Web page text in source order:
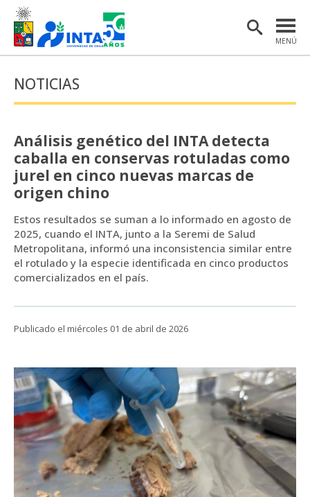
MENÚ
INSTITUTO
INVESTIGACIÓN
EXTENSIÓN Y COMUNICACIONES
MATERIAL DE INTERÉS
ENGLISH
Estudiantes
Funcionarias/os
NOTICIAS
Análisis genético del INTA detecta
caballa en conservas rotuladas como
jurel en cinco nuevas marcas de
origen chino
Estos resultados se suman a lo informado en agosto de
2025, cuando el INTA, junto a la Seremi de Salud
Metropolitana, informó una inconsistencia similar entre
el rotulado y la especie identificada en cinco productos
comercializados en el país.
Publicado el miércoles 01 de abril de 2026